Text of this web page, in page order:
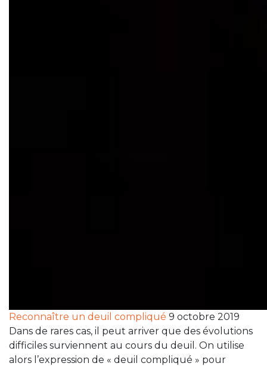
Reconnaître un deuil compliqué 9 octobre 2019
Dans de rares cas, il peut arriver que des évolutions
difficiles surviennent au cours du deuil. On utilise
alors l’expression de « deuil compliqué » pour